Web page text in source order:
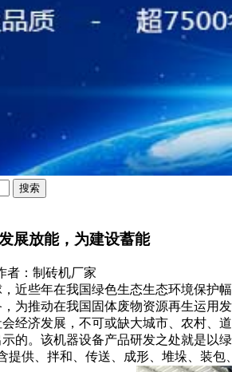
展放能，为建设蓄能
者：制砖机厂家
近些年在我国绿色生态生态环境保护
为推动在我国固体废物资源再生运用发
经济发展，不可或缺大城市、农村、
的。该机器设备产品研发之处就是以
提供、拌和、传送、成形、堆垛、装